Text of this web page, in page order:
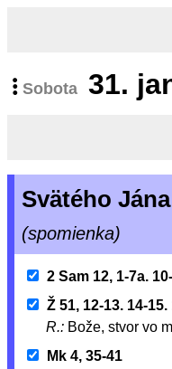
Sobota 31.
Svätého
(spomienka)
2 Sam 12, 1-7a.
Ž 51, 12-13. 14-15.
R.: Bože, stvor vo
Mk 4, 35-41